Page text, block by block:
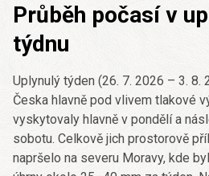
Průběh počasí v
týdnu
Uplynulý týden (26. 7. 2026 – 3. 8.
Česka hlavně pod vlivem tlakové
vyskytovaly hlavně v pondělí a
sobotu. Celkově jich prostorově
napršelo na severu Moravy, kde